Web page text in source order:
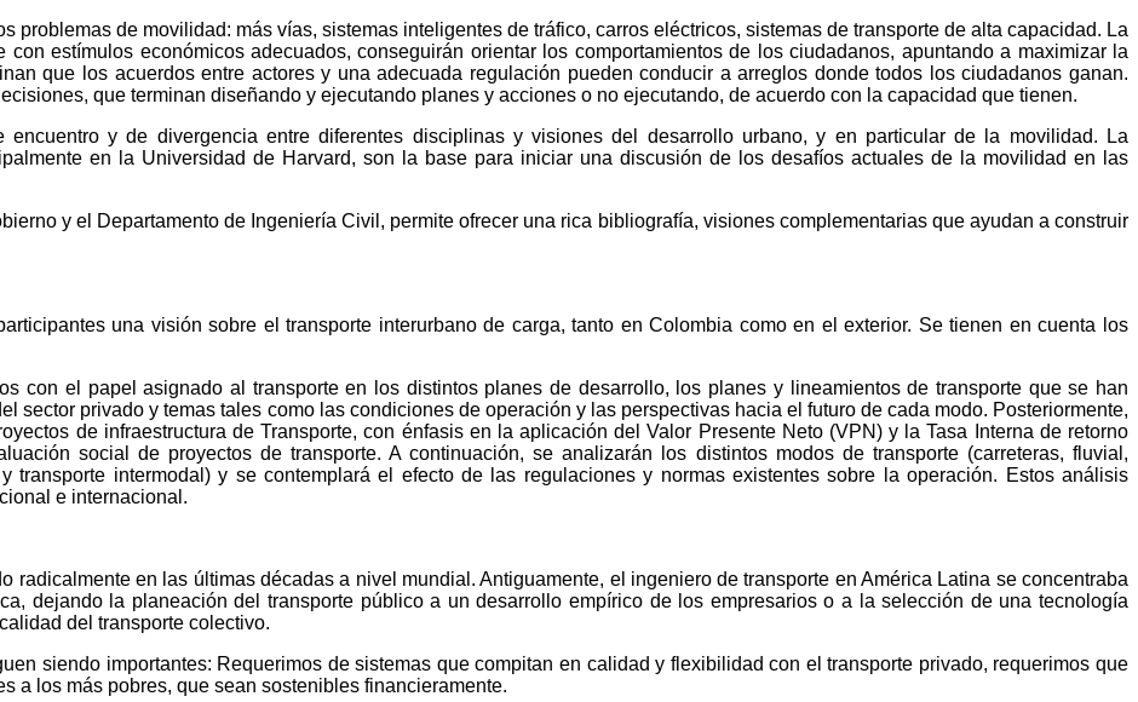
problemas de movilidad: más vías, sistemas inteligentes de tráfico, carros eléctricos, sistemas de transporte de alta capacidad. La
estímulos económicos adecuados, conseguirán orientar los comportamientos de los ciudadanos, apuntando a maximizar la
que los acuerdos entre actores y una adecuada regulación pueden conducir a arreglos donde todos los ciudadanos ganan.
que terminan diseñando y ejecutando planes y acciones o no ejecutando, de acuerdo con la capacidad que tienen.
y de divergencia entre diferentes disciplinas y visiones del desarrollo urbano, y en particular de la movilidad. La
en la Universidad de Harvard, son la base para iniciar una discusión de los desafíos actuales de la movilidad en las
y el Departamento de Ingeniería Civil, permite ofrecer una rica bibliografía, visiones complementarias que ayudan a construir
una visión sobre el transporte interurbano de carga, tanto en Colombia como en el exterior. Se tienen en cuenta los
con el papel asignado al transporte en los distintos planes de desarrollo, los planes y lineamientos de transporte que se han
sector privado y temas tales como las condiciones de operación y las perspectivas hacia el futuro de cada modo. Posteriormente,
de infraestructura de Transporte, con énfasis en la aplicación del Valor Presente Neto (VPN) y la Tasa Interna de retorno
social de proyectos de transporte. A continuación, se analizarán los distintos modos de transporte (carreteras, fluvial,
transporte intermodal) y se contemplará el efecto de las regulaciones y normas existentes sobre la operación. Estos análisis
e internacional.
radicalmente en las últimas décadas a nivel mundial. Antiguamente, el ingeniero de transporte en América Latina se concentraba
dejando la planeación del transporte público a un desarrollo empírico de los empresarios o a la selección de una tecnología
del transporte colectivo.
siendo importantes: Requerimos de sistemas que compitan en calidad y flexibilidad con el transporte privado, requerimos que
a los más pobres, que sean sostenibles financieramente.